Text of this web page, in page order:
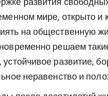
мире, открыто и
на общественную
решаем
развитие,
неравенство и